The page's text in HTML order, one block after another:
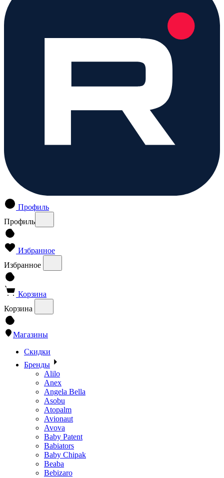
Профиль
Профиль
Избранное
Избранное
Корзина
Корзина
Магазины
Скидки
Бренды
Alilo
Anex
Angela Bella
Asobu
Atopalm
Avionaut
Avova
Baby Patent
Babiators
Baby Chipak
Beaba
Bebizaro